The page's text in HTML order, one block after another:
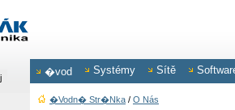
�vod Systémy Sítě
�vodn� Str�nka / O Nás